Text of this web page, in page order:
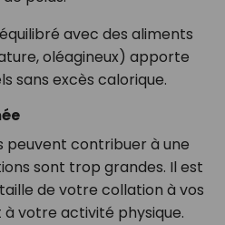
avec des aliments
oléagineux) apporte
sans excès calorique.
peuvent contribuer à une
sont trop grandes. Il est
de votre collation à vos
votre activité physique.